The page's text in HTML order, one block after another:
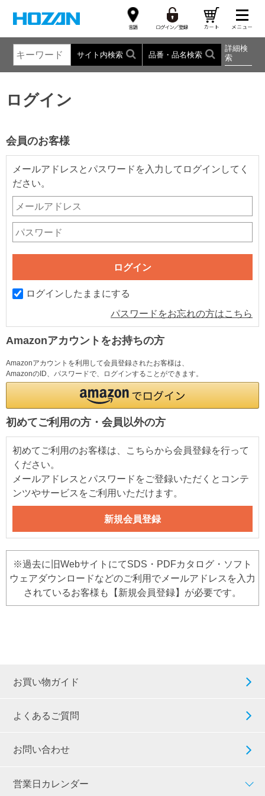
サイト内検索 品番・品名検索
詳細検
索
ログイン
会員のお客様
メールアドレスとパスワードを入力してログインしてく
ださい。
ログインしたままにする
パスワードをお忘れの方はこちら
Amazonアカウントをお持ちの方
Amazonアカウントを利用して会員登録されたお客様は、
AmazonのID、パスワードで、ログインすることができます。
初めてご利用の方・会員以外の方
初めてご利用のお客様は、こちらから会員登録を行って
ください。
メールアドレスとパスワードをご登録いただくとコンテ
ンツやサービスをご利用いただけます。
※過去に旧WebサイトにてSDS・PDFカタログ・ソフト
ウェアダウンロードなどのご利用でメールアドレスを入力
されているお客様も【新規会員登録】が必要です。
お買い物ガイド
よくあるご質問
お問い合わせ
営業日カレンダー